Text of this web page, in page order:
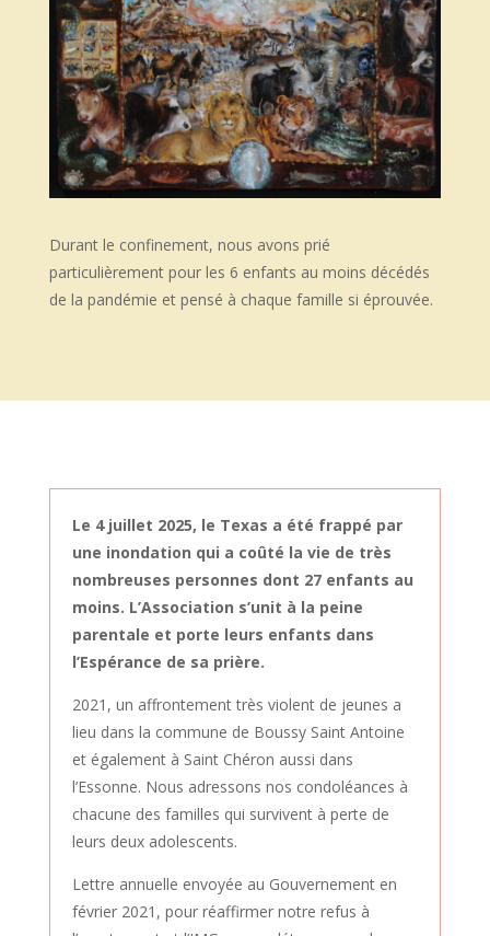
Durant le confinement, nous avons prié
particulièrement pour les 6 enfants au moins décédés
de la pandémie et pensé à chaque famille si éprouvée.
Le 4 juillet 2025, le Texas a été frappé par
une inondation qui a coûté la vie de très
nombreuses personnes dont 27 enfants au
moins. L’Association s’unit à la peine
parentale et porte leurs enfants dans
l’Espérance de sa prière.
2021, un affrontement très violent de jeunes a
lieu dans la commune de Boussy Saint Antoine
et également à Saint Chéron aussi dans
l’Essonne. Nous adressons nos condoléances à
chacune des familles qui survivent à perte de
leurs deux adolescents.
Lettre annuelle envoyée au Gouvernement en
février 2021, pour réaffirmer notre refus à